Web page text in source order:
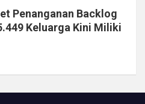
Penanganan Backlog
Keluarga Kini Miliki